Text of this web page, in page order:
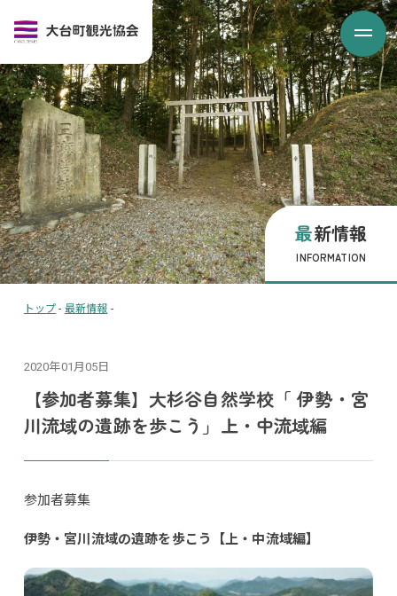
最新情報
INFORMATION
トップ - 最新情報 -
2020年01月05日
【参加者募集】大杉谷自然学校「 伊勢・宮
川流域の遺跡を歩こう」上・中流域編
参加者募集
伊勢・宮川流域の遺跡を歩こう【上・中流域編】